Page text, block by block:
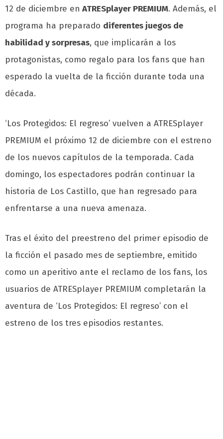
12 de diciembre en ATRESplayer PREMIUM. Además, el
programa ha preparado diferentes juegos de
habilidad y sorpresas, que implicarán a los
protagonistas, como regalo para los fans que han
esperado la vuelta de la ficción durante toda una
década.
‘Los Protegidos: El regreso’ vuelven a ATRESplayer
PREMIUM el próximo 12 de diciembre con el estreno
de los nuevos capítulos de la temporada. Cada
domingo, los espectadores podrán continuar la
historia de Los Castillo, que han regresado para
enfrentarse a una nueva amenaza.
Tras el éxito del preestreno del primer episodio de
la ficción el pasado mes de septiembre, emitido
como un aperitivo ante el reclamo de los fans, los
usuarios de ATRESplayer PREMIUM completarán la
aventura de ‘Los Protegidos: El regreso’ con el
estreno de los tres episodios restantes.